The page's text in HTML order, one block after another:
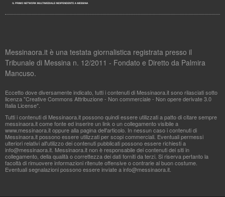
Messinaora.it è una testata giornalistica registrata presso il
Tribunale di Messina n. 12/2011 - Fondato e Diretto da Palmira
Mancuso.
Eccetto dove diversamente indicato, tutti i contenuti di Messinaora.it sono rilasciati sotto
licenza "Creative Commons Attribuzione - Non commerciale - Non opere derivate 3.0
Italia License".
Tutti i contenuti di Messinaora.it possono quindi essere utilizzati a patto di citare sempre
messinaora.it come fonte ed inserire un link o un collegamento visibile a
www.messinaora.it oppure alla pagina dell'articolo. In nessun caso i contenuti di
Messinaora.it possono essere utilizzati per scopi commerciali. Eventuali permessi
ulteriori relativi all'utilizzo dei contenuti pubblicati possono essere richiesti a
info@messinaora.it . Messinaora.it non è responsabile dei contenuti dei siti in
collegamento, della qualità o correttezza dei dati forniti da terzi. Si riserva pertanto la
facoltà di rimuovere informazioni ritenute offensive o contrarie al buon costume.
Eventuali segnalazioni possono essere inviate ainfo@messinaora.it